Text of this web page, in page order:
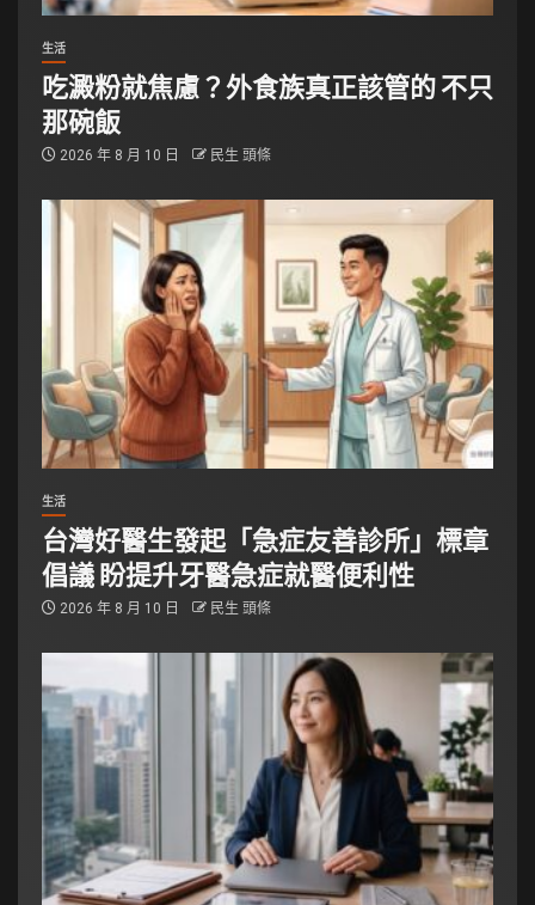
生活
吃澱粉就焦慮？外食族真正該管的 不只
那碗飯
2026 年 8 月 10 日 民生 頭條
生活
台灣好醫生發起「急症友善診所」標章
倡議 盼提升牙醫急症就醫便利性
2026 年 8 月 10 日 民生 頭條